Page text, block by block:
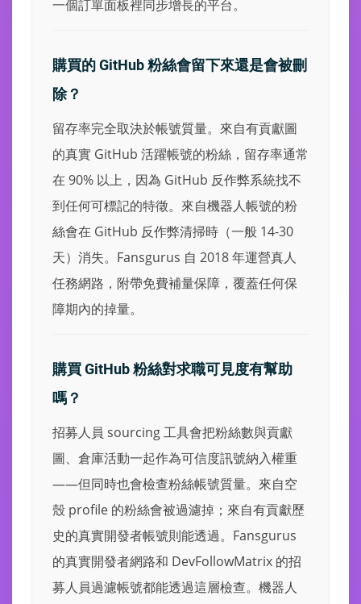
一個訂單面板裡同步增長的平台。
購買的 GitHub 粉絲會留下來還是會被刪
除？
留存率完全取決於帳號質量。來自有貢獻圖
的真實 GitHub 活躍帳號的粉絲，留存率通常
在 90% 以上，因為 GitHub 反作弊系統找不
到任何可標記的特徵。來自機器人帳號的粉
絲會在 GitHub 反作弊清掃時（一般 14-30
天）消失。Fansgurus 自 2018 年運營真人
任務網路，附帶免費補量保障，覆蓋任何保
障期內的掉量。
購買 GitHub 粉絲對求職可見度有幫助
嗎？
招募人員 sourcing 工具會把粉絲數與貢獻
圖、倉庫活動一起作為可信度訊號納入權重
——但同時也會檢查粉絲帳號質量。來自空
殼 profile 的粉絲會被過濾掉；來自有貢獻歷
史的真實開發者帳號則能透過。Fansgurus
的真實開發者網路和 DevFollowMatrix 的招
募人員過濾帳號都能透過這層檢查。機器人